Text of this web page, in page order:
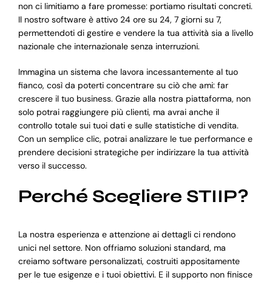
non ci limitiamo a fare promesse: portiamo risultati concreti.
Il nostro software è attivo 24 ore su 24, 7 giorni su 7,
permettendoti di gestire e vendere la tua attività sia a livello
nazionale che internazionale senza interruzioni.
Immagina un sistema che lavora incessantemente al tuo
fianco, così da poterti concentrare su ciò che ami: far
crescere il tuo business. Grazie alla nostra piattaforma, non
solo potrai raggiungere più clienti, ma avrai anche il
controllo totale sui tuoi dati e sulle statistiche di vendita.
Con un semplice clic, potrai analizzare le tue performance e
prendere decisioni strategiche per indirizzare la tua attività
verso il successo.
Perché Scegliere STIIP?
La nostra esperienza e attenzione ai dettagli ci rendono
unici nel settore. Non offriamo soluzioni standard, ma
creiamo software personalizzati, costruiti appositamente
per le tue esigenze e i tuoi obiettivi. E il supporto non finisce